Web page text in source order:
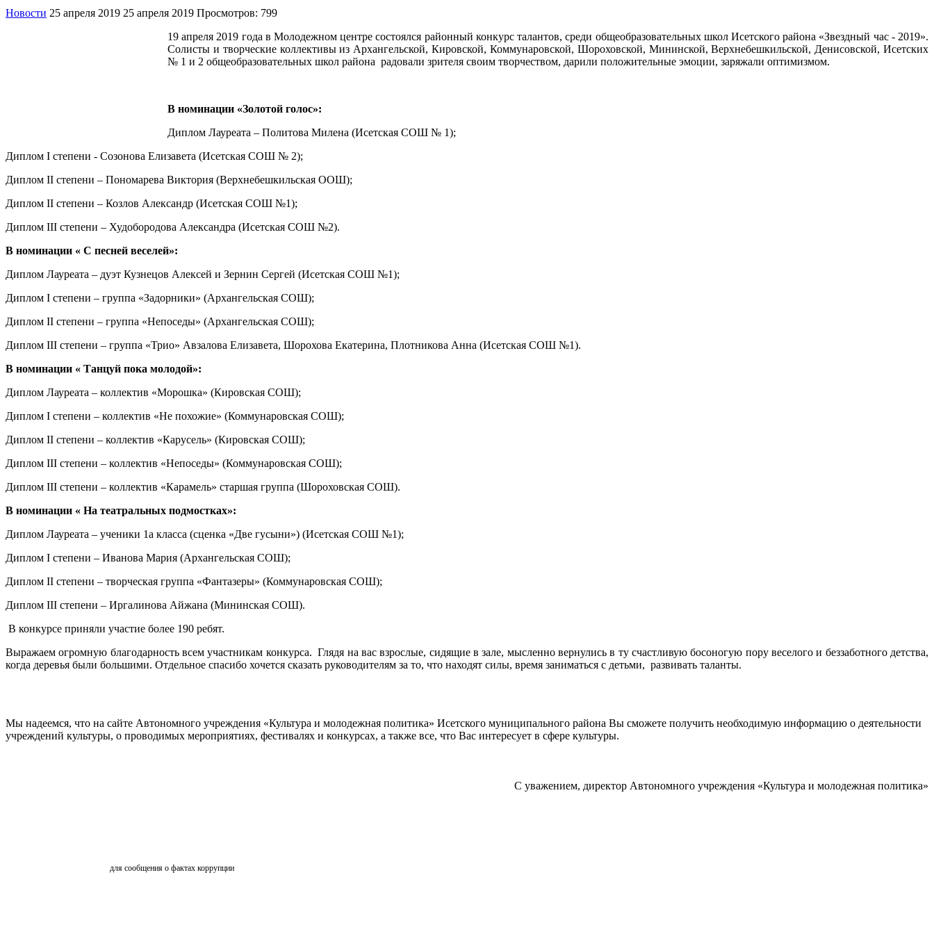
Новости 25 апреля 2019 25 апреля 2019 Просмотров: 799
19 апреля 2019 года в Молодежном центре состоялся районный конкурс талантов, среди общеобразовательных школ Исетского района «Звездный час - 2019».
Солисты и творческие коллективы из Архангельской, Кировской, Коммунаровской, Шороховской, Мининской, Верхнебешкильской, Денисовской, Исетских
№ 1 и 2 общеобразовательных школ района радовали зрителя своим творчеством, дарили положительные эмоции, заряжали оптимизмом.
В номинации «Золотой голос»:
Диплом Лауреата – Политова Милена (Исетская СОШ № 1);
Диплом I степени - Созонова Елизавета (Исетская СОШ № 2);
Диплом II степени – Пономарева Виктория (Верхнебешкильская ООШ);
Диплом II степени – Козлов Александр (Исетская СОШ №1);
Диплом III степени – Худобородова Александра (Исетская СОШ №2).
В номинации « С песней веселей»:
Диплом Лауреата – дуэт Кузнецов Алексей и Зернин Сергей (Исетская СОШ №1);
Диплом I степени – группа «Задорники» (Архангельская СОШ);
Диплом II степени – группа «Непоседы» (Архангельская СОШ);
Диплом III степени – группа «Трио» Авзалова Елизавета, Шорохова Екатерина, Плотникова Анна (Исетская СОШ №1).
В номинации « Танцуй пока молодой»:
Диплом Лауреата – коллектив «Морошка» (Кировская СОШ);
Диплом I степени – коллектив «Не похожие» (Коммунаровская СОШ);
Диплом II степени – коллектив «Карусель» (Кировская СОШ);
Диплом III степени – коллектив «Непоседы» (Коммунаровская СОШ);
Диплом III степени – коллектив «Карамель» старшая группа (Шороховская СОШ).
В номинации « На театральных подмостках»:
Диплом Лауреата – ученики 1а класса (сценка «Две гусыни») (Исетская СОШ №1);
Диплом I степени – Иванова Мария (Архангельская СОШ);
Диплом II степени – творческая группа «Фантазеры» (Коммунаровская СОШ);
Диплом III степени – Иргалинова Айжана (Мининская СОШ).
В конкурсе приняли участие более 190 ребят.
Выражаем огромную благодарность всем участникам конкурса. Глядя на вас взрослые, сидящие в зале, мысленно вернулись в ту счастливую босоногую пору веселого и беззаботного детства,
когда деревья были большими. Отдельное спасибо хочется сказать руководителям за то, что находят силы, время заниматься с детьми, развивать таланты.
Мы надеемся, что на сайте Автономного учреждения «Культура и молодежная политика» Исетского муниципального района Вы сможете получить необходимую информацию о деятельности
учреждений культуры, о проводимых мероприятиях, фестивалях и конкурсах, а также все, что Вас интересует в сфере культуры.
С уважением, директор Автономного учреждения «Культура и молодежная политика»
для сообщения о фактах коррупции